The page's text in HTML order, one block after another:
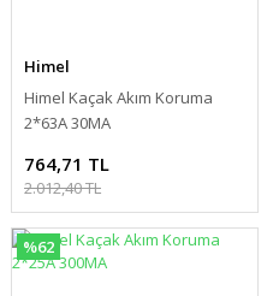
Himel
Himel Kaçak Akım Koruma
2*63A 30MA
764,71 TL
2.012,40 TL
%62